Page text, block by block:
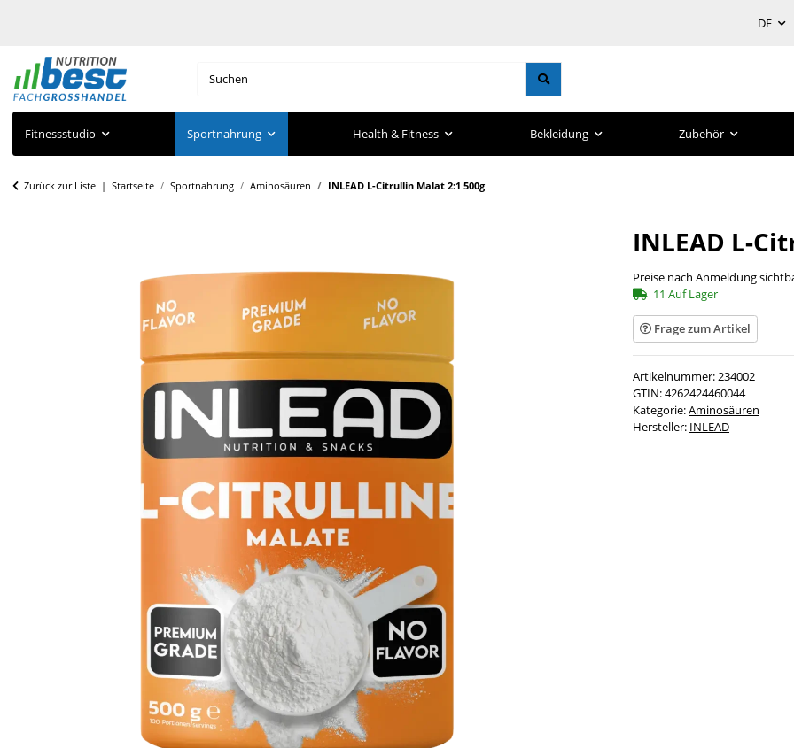
DE
Fitnessstudio Sportnahrung Health & Fitness Bekleidung Zubehör
Zurück zur Liste Startseite Sportnahrung Aminosäuren INLEAD L-Citrullin Malat 2:1 500g
INLEAD L-
Preise nach Anmeldung
11 Auf Lager
Frage zum Artikel
Artikelnummer:234002
GTIN:4262424460044
Kategorie:Aminosäuren
Hersteller: INLEAD